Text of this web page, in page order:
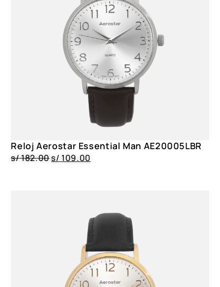
Reloj Aerostar Essential Man AE20005LBR
s/182.00s/ 109.00